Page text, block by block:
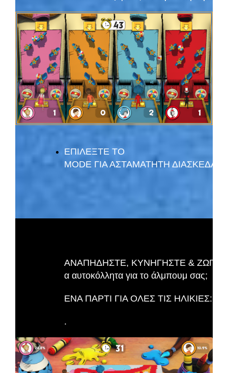
ΕΠΙΛΕΞΤΕ ΤΟ
MODE ΓΙΑ ΑΣΤΑΜΑΤΗΤΗ ΔΙΑΣΚΕΔΑΣΗ:
ΑΝΑΠΗΔΗΣΤΕ, ΚΥΝΗΓΗΣΤΕ &
α αυτοκόλλητα για το άλμπουμ σας;
ΕΝΑ ΠΑΡΤΙ ΓΙΑ ΟΛΕΣ ΤΙΣ ΗΛΙΚΙΕΣ:
.